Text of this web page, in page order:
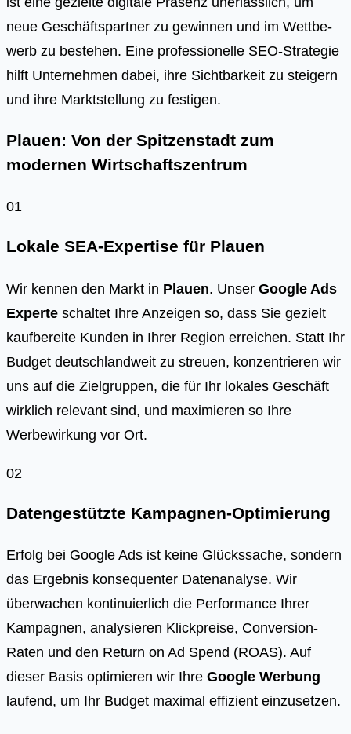
neue Geschäfts­part­ner zu gewin­nen und im Wett­be­
werb zu bestehen. Eine pro­fes­sio­nel­le SEO-Stra­te­gie
hilft Unter­neh­men dabei, ihre Sicht­bar­keit zu stei­gern
und ihre Markt­stel­lung zu fes­ti­gen.
Plauen: Von der Spitzenstadt zum
modernen Wirtschaftszentrum
01
Lokale SEA-Expertise für Plauen
Wir kennen den Markt in Plauen. Unser Google Ads
Experte schaltet Ihre Anzeigen so, dass Sie gezielt
kaufbereite Kunden in Ihrer Region erreichen. Statt Ihr
Budget deutschlandweit zu streuen, konzentrieren wir
uns auf die Zielgruppen, die für Ihr lokales Geschäft
wirklich relevant sind, und maximieren so Ihre
Werbewirkung vor Ort.
02
Datengestützte Kampagnen-Optimierung
Erfolg bei Google Ads ist keine Glückssache, sondern
das Ergebnis konsequenter Datenanalyse. Wir
überwachen kontinuierlich die Performance Ihrer
Kampagnen, analysieren Klickpreise, Conversion-
Raten und den Return on Ad Spend (ROAS). Auf
dieser Basis optimieren wir Ihre Google Werbung
laufend, um Ihr Budget maximal effizient einzusetzen.